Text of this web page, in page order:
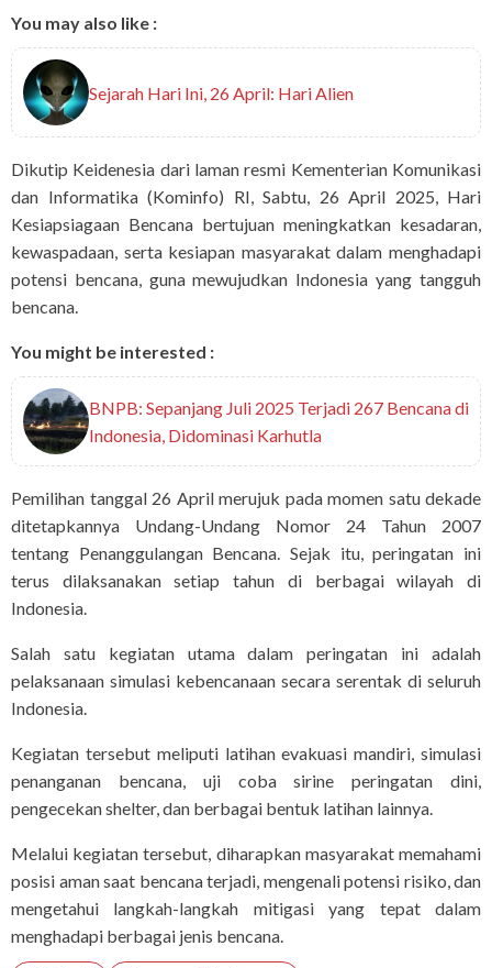
You may also like :
Sejarah Hari Ini, 26 April: Hari Alien
Dikutip Keidenesia dari laman resmi Kementerian Komunikasi
dan Informatika (Kominfo) RI, Sabtu, 26 April 2025, Hari
Kesiapsiagaan Bencana bertujuan meningkatkan kesadaran,
kewaspadaan, serta kesiapan masyarakat dalam menghadapi
potensi bencana, guna mewujudkan Indonesia yang tangguh
bencana.
You might be interested :
BNPB: Sepanjang Juli 2025 Terjadi 267 Bencana di
Indonesia, Didominasi Karhutla
Pemilihan tanggal 26 April merujuk pada momen satu dekade
ditetapkannya Undang-Undang Nomor 24 Tahun 2007
tentang Penanggulangan Bencana. Sejak itu, peringatan ini
terus dilaksanakan setiap tahun di berbagai wilayah di
Indonesia.
Salah satu kegiatan utama dalam peringatan ini adalah
pelaksanaan simulasi kebencanaan secara serentak di seluruh
Indonesia.
Kegiatan tersebut meliputi latihan evakuasi mandiri, simulasi
penanganan bencana, uji coba sirine peringatan dini,
pengecekan shelter, dan berbagai bentuk latihan lainnya.
Melalui kegiatan tersebut, diharapkan masyarakat memahami
posisi aman saat bencana terjadi, mengenali potensi risiko, dan
mengetahui langkah-langkah mitigasi yang tepat dalam
menghadapi berbagai jenis bencana.